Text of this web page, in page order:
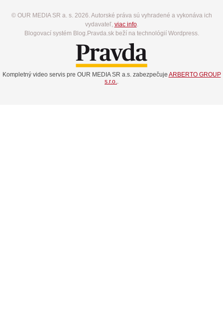
© OUR MEDIA SR a. s. 2026. Autorské práva sú vyhradené a vykonáva ich
vydavateľ, viac info.
Blogovací systém Blog.Pravda.sk beží na technológií Wordpress.
Kompletný video servis pre OUR MEDIA SR a.s. zabezpečuje ARBERTO GROUP
s.r.o.